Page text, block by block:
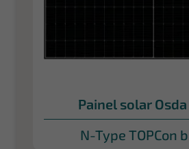
Painel solar
N-Type TOPCon